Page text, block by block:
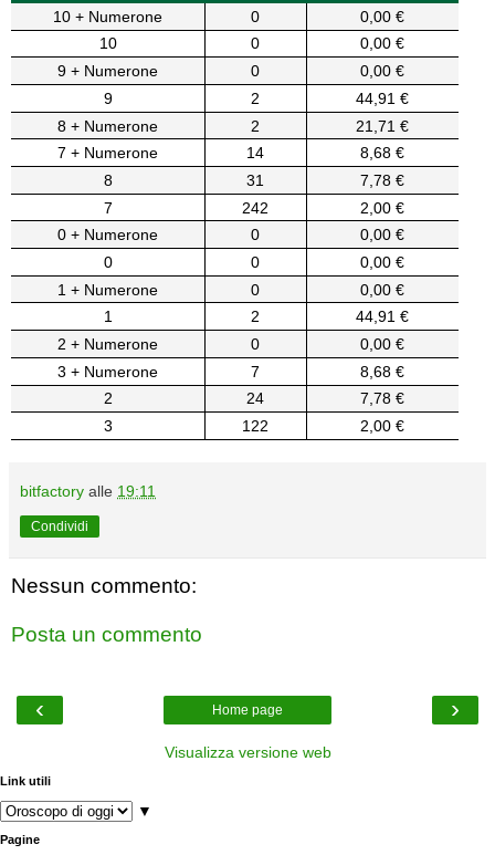
10 + Numerone
0
0,00 €
10
0
0,00 €
9 + Numerone
0
0,00 €
9
2
44,91 €
8 + Numerone
2
21,71 €
7 + Numerone
14
8,68 €
8
31
7,78 €
7
242
2,00 €
0 + Numerone
0
0,00 €
0
0
0,00 €
1 + Numerone
0
0,00 €
1
2
44,91 €
2 + Numerone
0
0,00 €
3 + Numerone
7
8,68 €
2
24
7,78 €
3
122 2,00 €
bitfactory alle 19:11
Condividi
Nessun commento:
Posta un commento
‹ ›
Home page
Visualizza versione web
Link utili
▼
Pagine